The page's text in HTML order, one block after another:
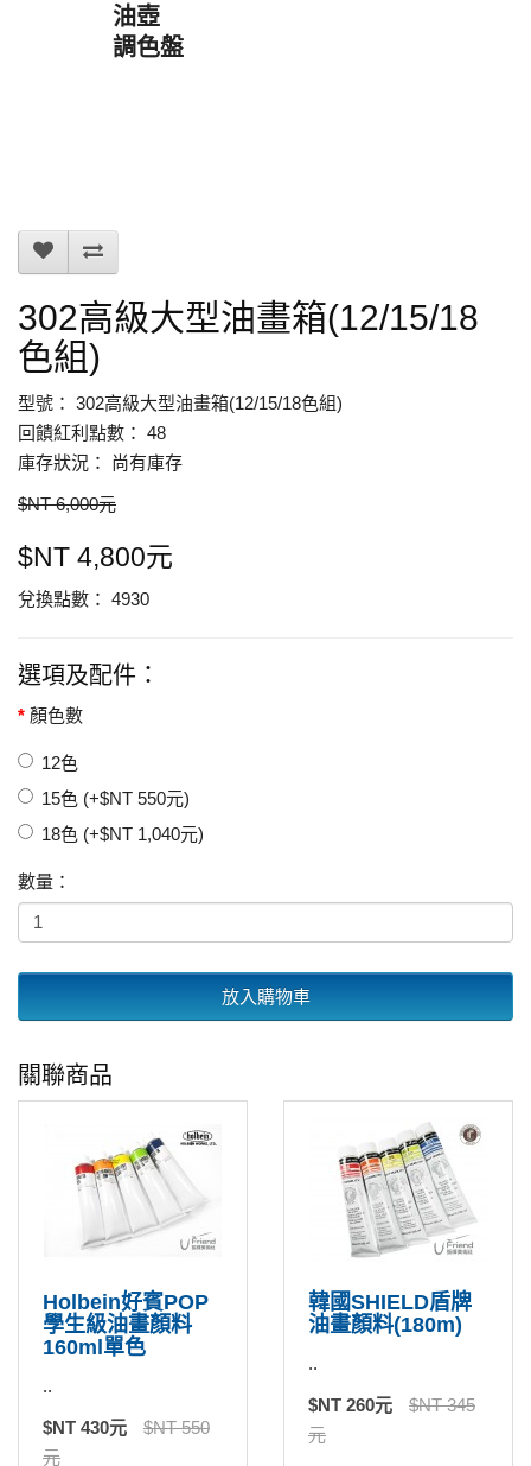
油壺
調色盤
302高級大型油畫箱(12/15/18
色組)
型號： 302高級大型油畫箱(12/15/18色組)
回饋紅利點數： 48
庫存狀況： 尚有庫存
$NT 6,000元
$NT 4,800元
兌換點數： 4930
選項及配件：
顏色數
12色
15色 (+$NT 550元)
18色 (+$NT 1,040元)
數量：
放入購物車
關聯商品
Holbein好賓POP
學生級油畫顏料
160ml單色
..
$NT 430元
$NT 550
元
韓國SHIELD盾牌
油畫顏料(180m)
..
$NT 260元
$NT 345
元